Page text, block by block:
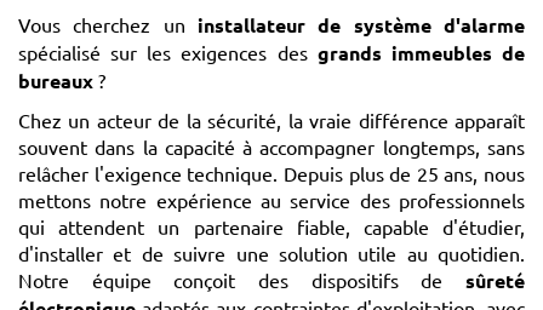
Vous cherchez un installateur de système d'alarme
spécialisé sur les exigences des grands immeubles de
bureaux ?
Chez un acteur de la sécurité, la vraie différence apparaît
souvent dans la capacité à accompagner longtemps, sans
relâcher l'exigence technique. Depuis plus de 25 ans, nous
mettons notre expérience au service des professionnels
qui attendent un partenaire fiable, capable d'étudier,
d'installer et de suivre une solution utile au quotidien.
Notre équipe conçoit des dispositifs de sûreté